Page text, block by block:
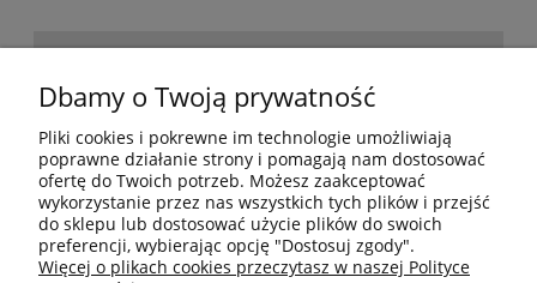
BESTSELLERY
MOJE KONTO
Dbamy o Twoją prywatność
Pliki cookies i pokrewne im technologie umożliwiają
poprawne działanie strony i pomagają nam dostosować
ofertę do Twoich potrzeb. Możesz zaakceptować
wykorzystanie przez nas wszystkich tych plików i przejść
do sklepu lub dostosować użycie plików do swoich
preferencji, wybierając opcję "Dostosuj zgody".
Więcej o plikach cookies przeczytasz w naszej Polityce